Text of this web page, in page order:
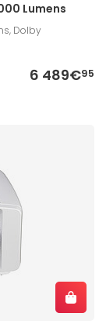
Lumens
Dolby
6 489€95